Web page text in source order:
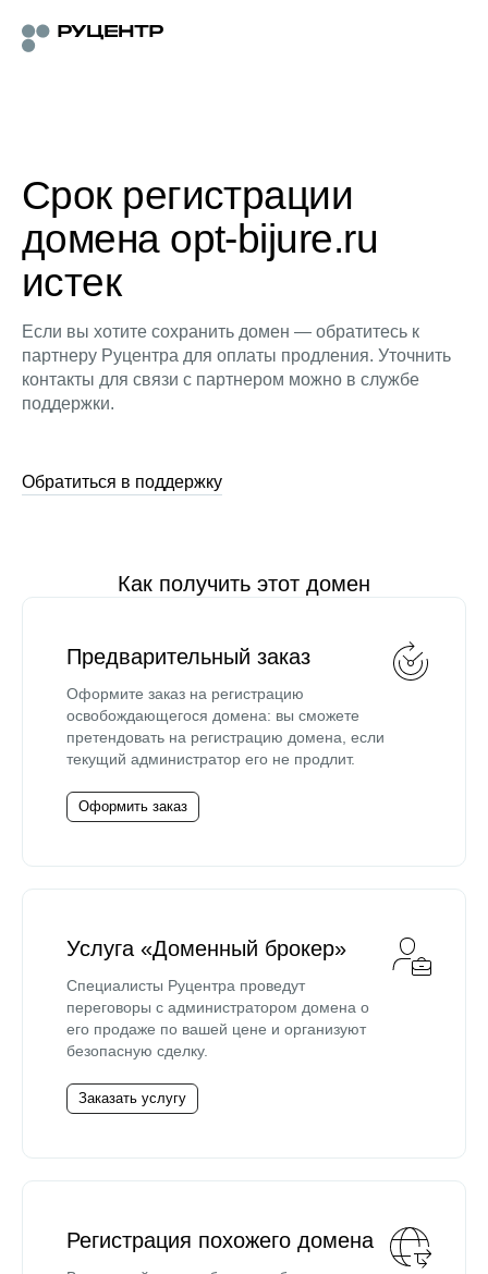
Срок регистрации
домена opt-bijure.ru
истек
Если вы хотите сохранить домен — обратитесь к
партнеру Руцентра для оплаты продления. Уточнить
контакты для связи с партнером можно в службе
поддержки.
Обратиться в поддержку
Как получить этот домен
Предварительный заказ
Оформите заказ на регистрацию
освобождающегося домена: вы сможете
претендовать на регистрацию домена, если
текущий администратор его не продлит.
Оформить заказ
Услуга «Доменный брокер»
Специалисты Руцентра проведут
переговоры с администратором домена о
его продаже по вашей цене и организуют
безопасную сделку.
Заказать услугу
Регистрация похожего домена